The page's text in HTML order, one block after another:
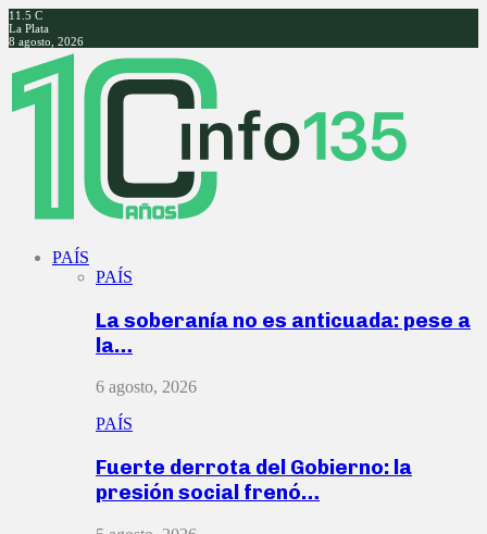
11.5 C
La Plata
8 agosto, 2026
Facebook
Twitter
Instagram
Youtube
PAÍS
PAÍS
La soberanía no es anticuada: pese a
la…
6 agosto, 2026
PAÍS
Fuerte derrota del Gobierno: la
presión social frenó…